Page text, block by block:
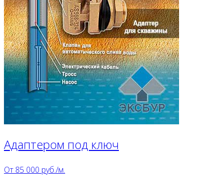
Адаптером под ключ
От 85 000 руб./м.